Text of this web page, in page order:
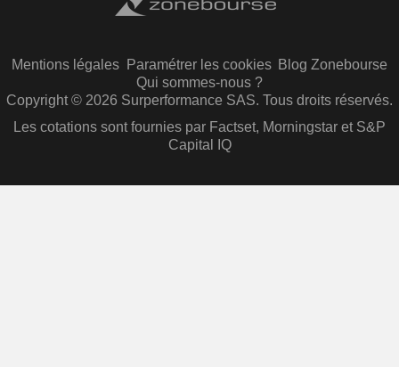
Mentions légales Paramétrer les cookies Blog Zonebourse
Qui sommes-nous ?
Copyright © 2026 Surperformance SAS. Tous droits réservés.
Les cotations sont fournies par Factset, Morningstar et S&P
Capital IQ